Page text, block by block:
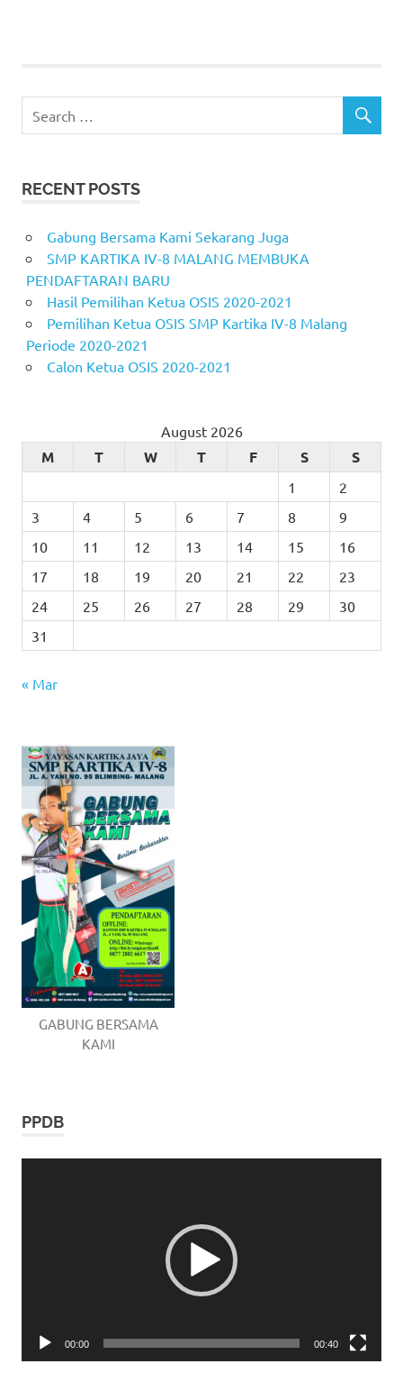
RECENT POSTS
Gabung Bersama Kami Sekarang Juga
SMP KARTIKA IV-8 MALANG MEMBUKA
PENDAFTARAN BARU
Hasil Pemilihan Ketua OSIS 2020-2021
Pemilihan Ketua OSIS SMP Kartika IV-8 Malang
Periode 2020-2021
Calon Ketua OSIS 2020-2021
August 2026
M T W T F S S
1
2
3
4 5 6 7 8
9
10
11 12 13 14 15
16
17
18 19 20 21 22
23
24
25 26 27 28 29
30
31
« Mar
GABUNG BERSAMA
KAMI
PPDB
00:00 00:40